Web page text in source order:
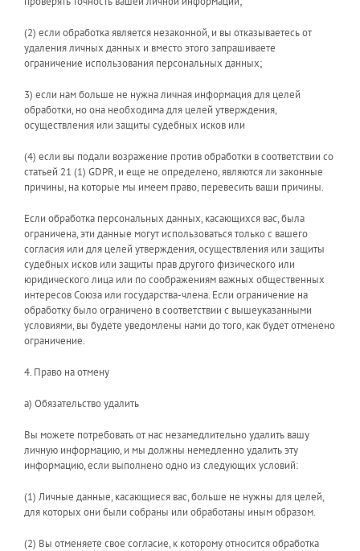
(2) если обработка является незаконной, и вы отказываетесь от
удаления личных данных и вместо этого запрашиваете
ограничение использования персональных данных;
3) если нам больше не нужна личная информация для целей
обработки, но она необходима для целей утверждения,
осуществления или защиты судебных исков или
(4) если вы подали возражение против обработки в соответствии со
статьей 21 (1) GDPR, и еще не определено, являются ли законные
причины, на которые мы имеем право, перевесить ваши причины.
Если обработка персональных данных, касающихся вас, была
ограничена, эти данные могут использоваться только с вашего
согласия или для целей утверждения, осуществления или защиты
судебных исков или защиты прав другого физического или
юридического лица или по соображениям важных общественных
интересов Союза или государства-члена. Если ограничение на
обработку было ограничено в соответствии с вышеуказанными
условиями, вы будете уведомлены нами до того, как будет отменено
ограничение.
4. Право на отмену
a) Обязательство удалить
Вы можете потребовать от нас незамедлительно удалить вашу
личную информацию, и мы должны немедленно удалить эту
информацию, если выполнено одно из следующих условий:
(1) Личные данные, касающиеся вас, больше не нужны для целей,
для которых они были собраны или обработаны иным образом.
(2) Вы отменяете свое согласие, к которому относится обработка